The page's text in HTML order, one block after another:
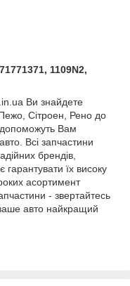
71771371, 1109N2,
Ви знайдете
Сітроен, Рено до
Вам
Всі запчастини
брендів,
їх високу
асортимент
- звертайтесь
авто найкращий